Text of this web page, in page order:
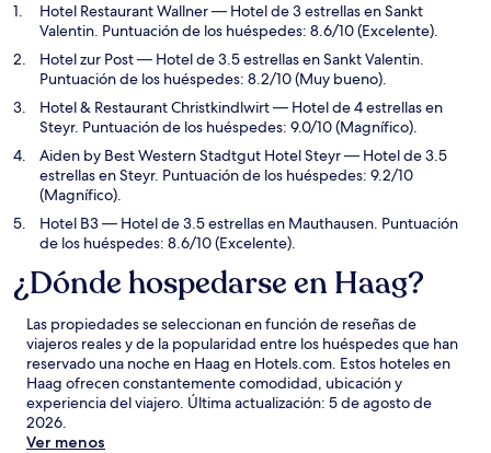
Hotel Restaurant Wallner— Hotel de 3 estrellas en Sankt
Valentin. Puntuación de los huéspedes: 8.6/10 (Excelente).
Hotel zur Post— Hotel de 3.5 estrellas en Sankt Valentin.
Puntuación de los huéspedes: 8.2/10 (Muy bueno).
Hotel & Restaurant Christkindlwirt— Hotel de 4 estrellas en
Steyr. Puntuación de los huéspedes: 9.0/10 (Magnífico).
Aiden by Best Western Stadtgut Hotel Steyr— Hotel de 3.5
estrellas en Steyr. Puntuación de los huéspedes: 9.2/10
(Magnífico).
Hotel B3— Hotel de 3.5 estrellas en Mauthausen. Puntuación
de los huéspedes: 8.6/10 (Excelente).
¿Dónde hospedarse en Haag?
Las propiedades se seleccionan en función de reseñas de
viajeros reales y de la popularidad entre los huéspedes que han
reservado una noche en Haag en Hotels.com. Estos hoteles en
Haag ofrecen constantemente comodidad, ubicación y
experiencia del viajero. Última actualización: 5 de agosto de
2026.
Ver menos